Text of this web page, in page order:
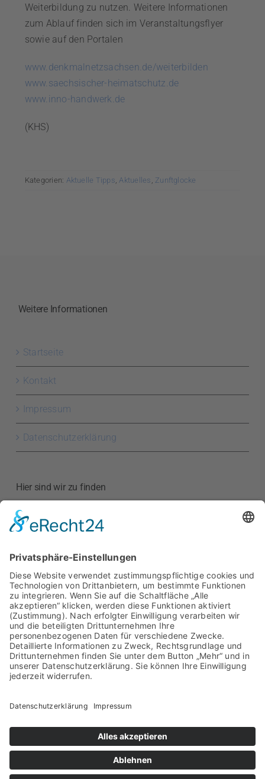
Weiterbildung zu nutzen. Weitere Informationen
zum Ablauf finden sich im Veranstaltungsflyer
sowie auf den Portalen
www.denkmalnetzsachsen.de/weiterbilden
www.saechsischer-heimatschutz.de
www.inno-handwerk.de
(KHS)
Kategorien: Aktuelle Tipps,Aktuelles , Zunftglocke
Weitere Informationen
Startseite
Kontakt
Impressum
Datenschutzerklärung
Hier sind wir zu finden
Kreishandwerkerschaft
Hauptstraße 52
01589 Riesa
Google Maps anzeigen
Kontakt
E-Mail:info@khs-meissen.de